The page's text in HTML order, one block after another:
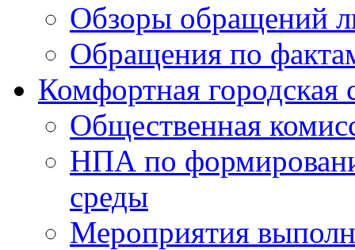
Обзоры обращений
Обращения по
Комфортная городская
Общественная
НПА по
среды
Мероприятия